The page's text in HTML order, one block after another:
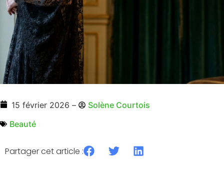
15 février 2026 –
Solène Courtois
Beauté
Partager cet article :